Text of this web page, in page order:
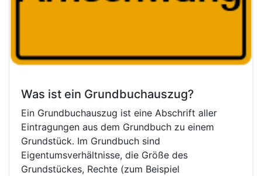
Was ist ein Grundbuchauszug?
Ein Grundbuchauszug ist eine Abschrift aller
Eintragungen aus dem Grundbuch zu einem
Grundstück. Im Grundbuch sind
Eigentumsverhältnisse, die Größe des
Grundstückes, Rechte (zum Beispiel